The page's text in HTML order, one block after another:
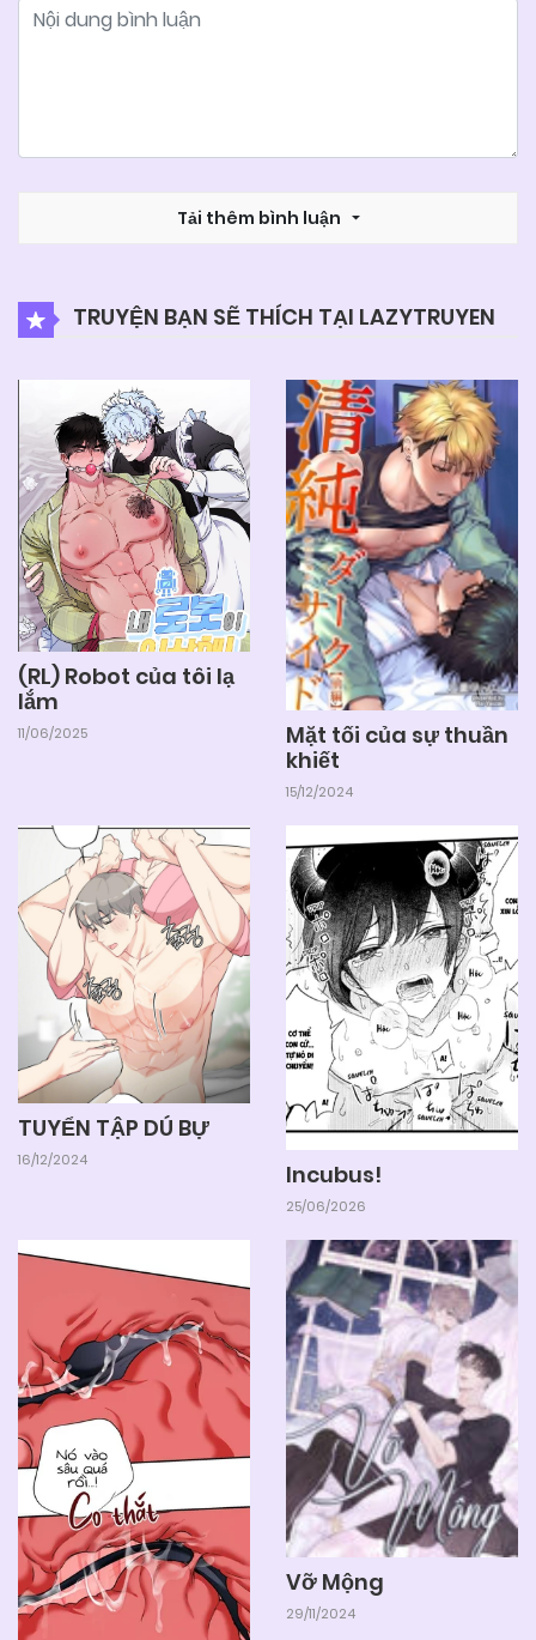
Tải thêm bình luận
TRUYỆN BẠN SẼ THÍCH TẠI LAZYTRUYEN
(RL) Robot của tôi lạ
lắm
11/06/2025
Mặt tối của sự thuần
khiết
15/12/2024
TUYỂN TẬP DÚ BỰ
16/12/2024 Incubus!
25/06/2026
Vỡ Mộng
29/11/2024